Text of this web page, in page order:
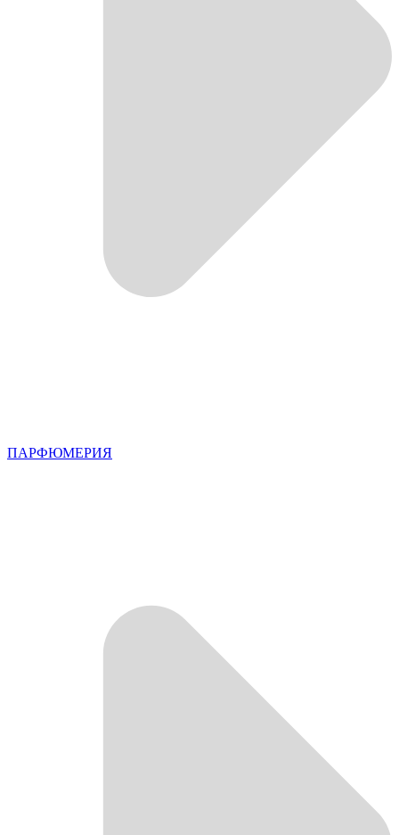
ПАРФЮМЕРИЯ